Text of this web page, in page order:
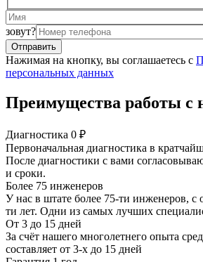
зовут?
Нажимая на кнопку, вы соглашаетесь с
персональных данных
Преимущества работы с
Диагностика 0 ₽
Первоначальная диагностика в
После диагностики с вами
и сроки.
Более 75 инженеров
У нас в штате более 75-ти инженеров, с
ти лет. Одни из самых лучших
От 3 до 15 дней
За счёт нашего многолетнего опыта
составляет от 3-х до 15 дней